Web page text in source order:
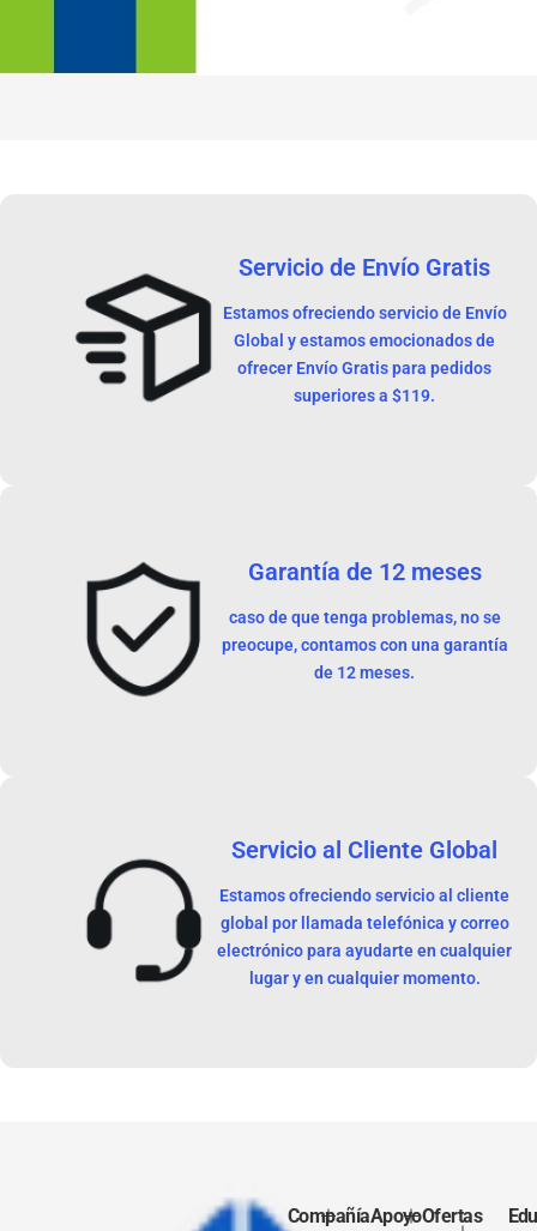
Servicio de Envío Gratis
Estamos ofreciendo servicio de Envío
Global y estamos emocionados de
ofrecer Envío Gratis para pedidos
superiores a $119.
Garantía de 12 meses
caso de que tenga problemas, no se
preocupe, contamos con una garantía
de 12 meses.
Servicio al Cliente Global
Estamos ofreciendo servicio al cliente
global por llamada telefónica y correo
electrónico para ayudarte en cualquier
lugar y en cualquier momento.
CompañíaApoyoOfertas